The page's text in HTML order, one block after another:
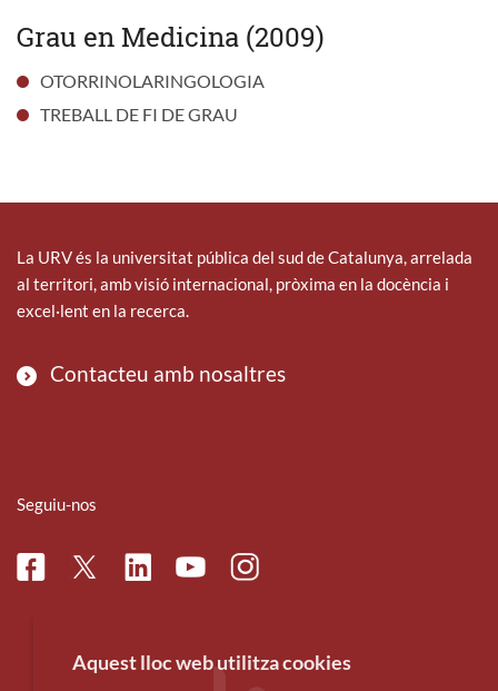
Grau en Medicina (2009)
OTORRINOLARINGOLOGIA
TREBALL DE FI DE GRAU
La URV és la universitat pública del sud de Catalunya, arrelada
al territori, amb visió internacional, pròxima en la docència i
excel·lent en la recerca.
Contacteu amb nosaltres
Seguiu-nos
FacebookTwitterLinkedinYoutubeInstagram
Aquest lloc web utilitza cookies